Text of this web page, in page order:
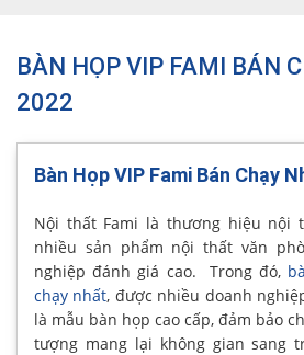
BÀN HỌP VIP FAMI BÁN
2022
Bàn Họp VIP Fami Bán Chạy
Nội thất Fami là thương hiệu nội
nhiều sản phẩm nội thất văn
nghiệp đánh giá cao. Trong đó,
chạy nhất, được nhiều doanh
là mẫu bàn họp cao cấp, đảm bảo
tượng mang lại không gian sang